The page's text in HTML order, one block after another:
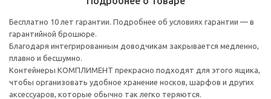
Бесплатно 10 лет гарантии. Подробнее об условиях гарантии — в
гарантийной брошюре.
Благодаря интегрированным доводчикам закрывается медленно,
плавно и бесшумно.
Контейнеры КОМПЛИМЕНТ прекрасно подходят для этого ящика,
чтобы организовать удобное хранение носков, шарфов и других
аксессуаров, которые обычно так легко теряются.